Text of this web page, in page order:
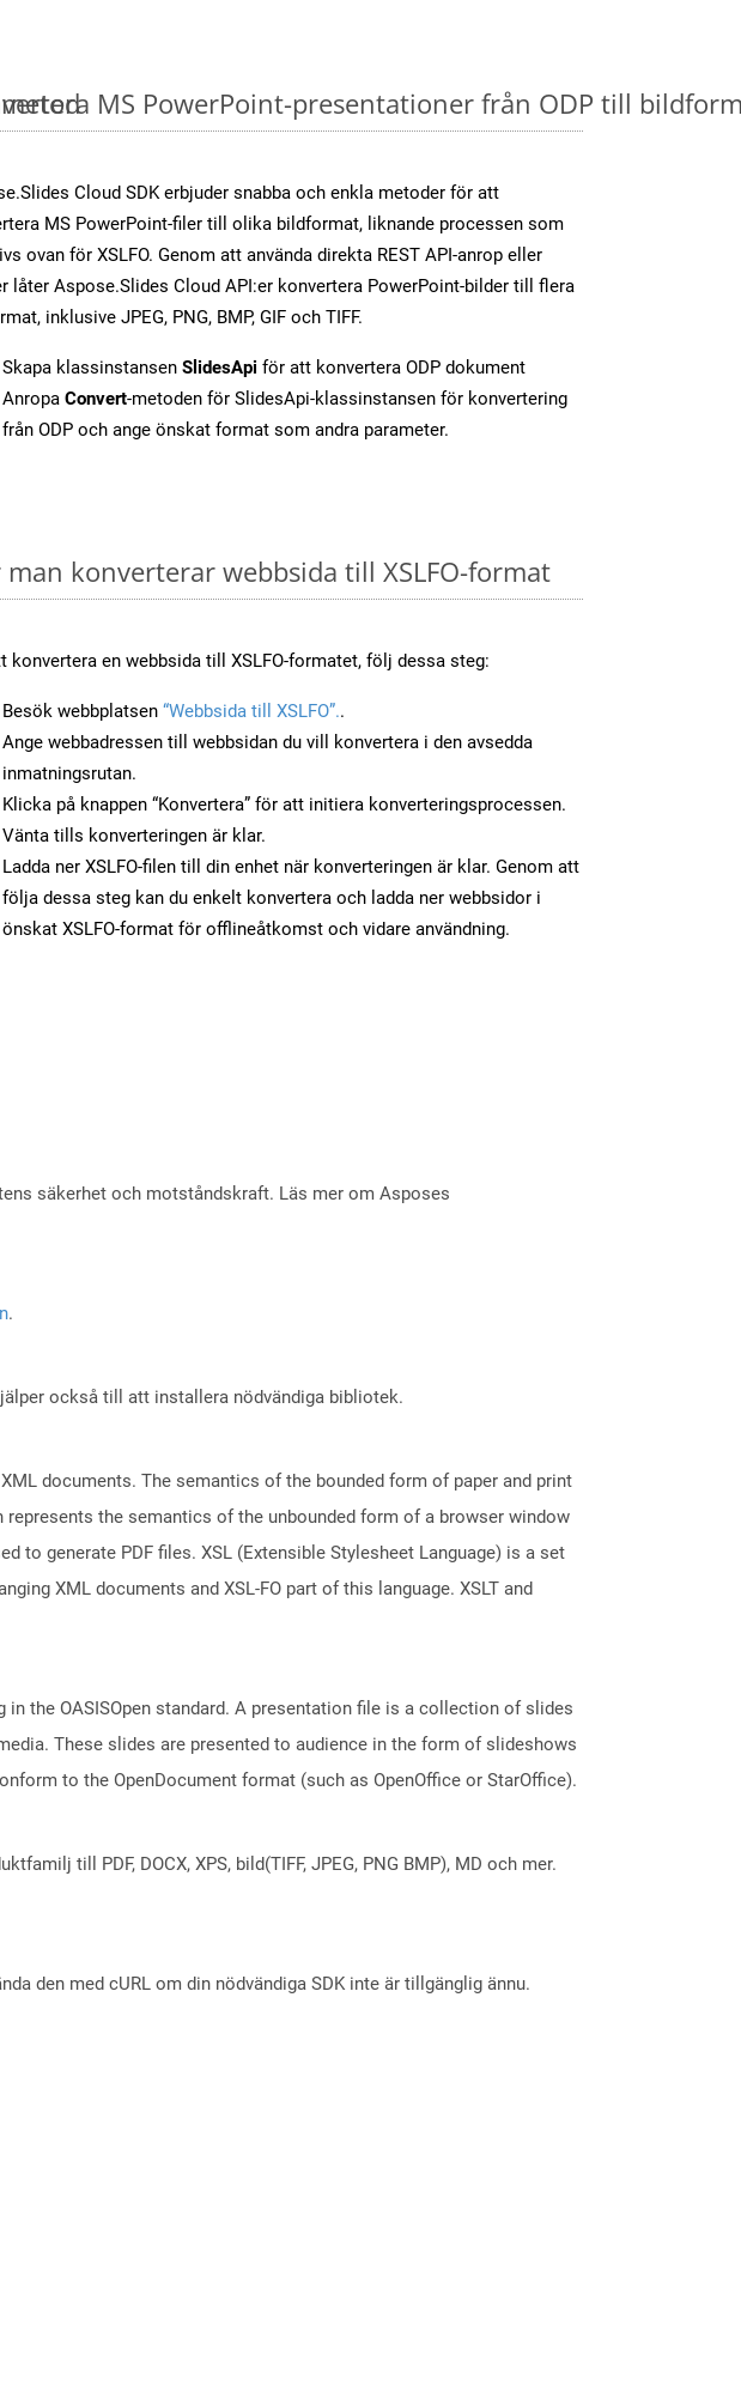
MS PowerPoint-presentationer från ODP till
Cloud SDK erbjuder snabba och enkla metoder för att
MS PowerPoint-filer till olika bildformat, liknande processen som
ovan för XSLFO. Genom att använda direkta REST API-anrop eller
låter Aspose.Slides Cloud API:er konvertera PowerPoint-bilder till flera
inklusive JPEG, PNG, BMP, GIF och TIFF.
Skapa klassinstansen SlidesApi för att konvertera ODP dokument
Anropa Convert-metoden för SlidesApi-klassinstansen för konvertering
från ODP och ange önskat format som andra parameter.
man konverterar webbsida till XSLFO-format
konvertera en webbsida till XSLFO-formatet, följ dessa steg:
Besök webbplatsen “Webbsida till XSLFO”..
Ange webbadressen till webbsidan du vill konvertera i den avsedda
inmatningsrutan.
Klicka på knappen “Konvertera” för att initiera konverteringsprocessen.
Vänta tills konverteringen är klar.
Ladda ner XSLFO-filen till din enhet när konverteringen är klar. Genom att
följa dessa steg kan du enkelt konvertera och ladda ner webbsidor i
önskat XSLFO-format för offlineåtkomst och vidare användning.
säkerhet och motståndskraft. Läs mer om Asposes
.
också till att installera nödvändiga bibliotek.
documents. The semantics of the bounded form of paper and print
the semantics of the unbounded form of a browser window
to generate PDF files. XSL (Extensible Stylesheet Language) is a set
XML documents and XSL-FO part of this language. XSLT and
the OASISOpen standard. A presentation file is a collection of slides
These slides are presented to audience in the form of slideshows
to the OpenDocument format (such as OpenOffice or StarOffice).
till PDF, DOCX, XPS, bild(TIFF, JPEG, PNG BMP), MD och mer.
den med cURL om din nödvändiga SDK inte är tillgänglig ännu.